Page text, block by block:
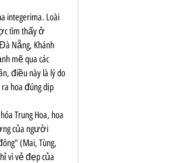
integerima. Loài
tìm thấy ở
Nẵng, Khánh
mẽ qua các
điều này là lý do
hoa đúng dịp
Trung Hoa, hoa
của người
(Mai, Tùng,
vì vẻ đẹp của